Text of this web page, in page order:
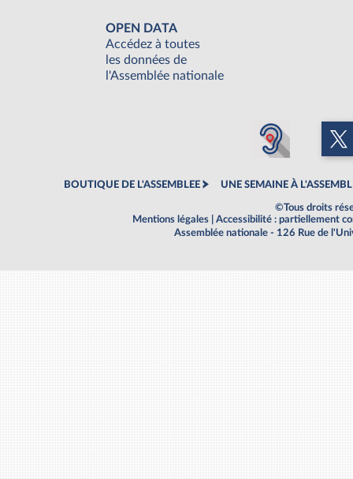
OPEN DATA
Accédez à toutes
les données de
l'Assemblée nationale
BOUTIQUE DE L'ASSEMBLEE UNE SEMAINE À
©Tous droits
Mentions légales
Accessibilité : partiellement
Assemblée nationale - 126 Rue de